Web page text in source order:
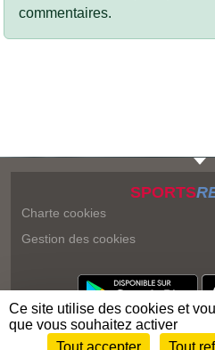
commentaires.
SPORTS
Charte cookies
Gestion des cookies
Ce site utilise des cookies et
que vous souhaitez activer
Tout accepter
Tout